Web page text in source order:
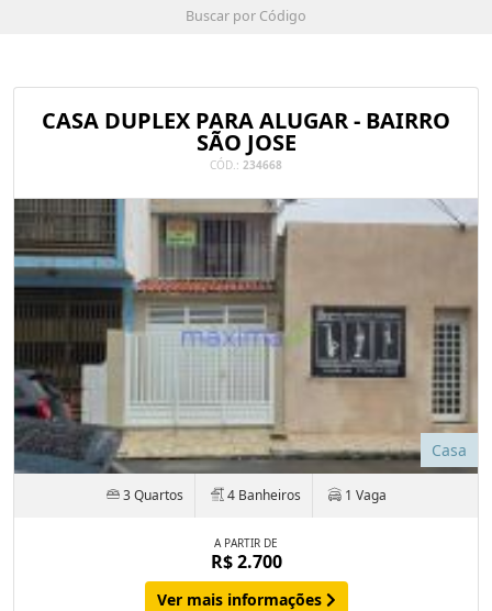
Buscar por Código
CASA DUPLEX PARA ALUGAR - BAIRRO
SÃO JOSE
CÓD.: 234668
Casa
3 Quartos 4 Banheiros 1 Vaga
A PARTIR DE
R$ 2.700
Ver mais informações